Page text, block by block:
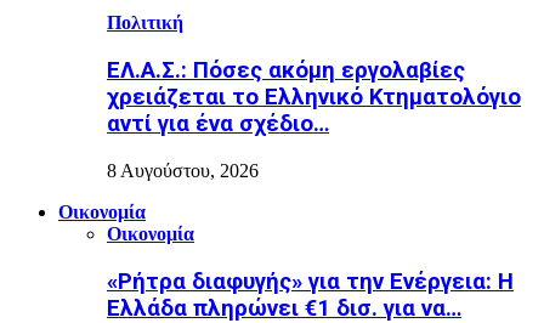
Πολιτική
ΕΛ.Α.Σ.: Πόσες ακόμη εργολαβίες
χρειάζεται το Ελληνικό Κτηματολόγιο
αντί για ένα σχέδιο…
8 Αυγούστου, 2026
Οικονομία
Οικονομία
«Ρήτρα διαφυγής» για την Ενέργεια: Η
Ελλάδα πληρώνει €1 δισ. για να…